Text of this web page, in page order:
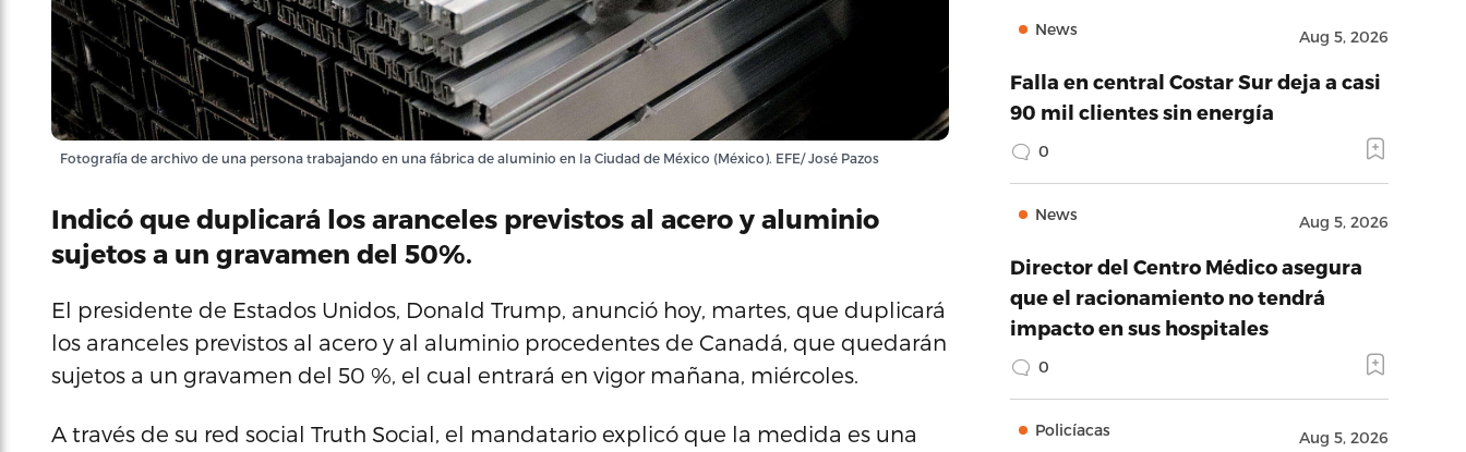
Fotografía de archivo de una persona trabajando en una fábrica de aluminio en la Ciudad de México (México). EFE/ José Pazos
Indicó que duplicará los aranceles previstos al acero y aluminio
sujetos a un gravamen del 50%.
El presidente de Estados Unidos, Donald Trump, anunció hoy, martes, que duplicará
los aranceles previstos al acero y al aluminio procedentes de Canadá, que quedarán
sujetos a un gravamen del 50 %, el cual entrará en vigor mañana, miércoles.
A través de su red social Truth Social, el mandatario explicó que la medida es una
News Aug 5, 2026
Falla en central Costar Sur deja a casi
90 mil clientes sin energía
0
News Aug 5, 2026
Director del Centro Médico asegura
que el racionamiento no tendrá
impacto en sus hospitales
0
Policíacas Aug 5, 2026